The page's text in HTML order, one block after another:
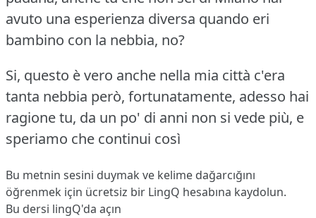
avuto una esperienza diversa quando eri
bambino con la nebbia, no?
Si, questo è vero anche nella mia città c'era
tanta nebbia però, fortunatamente, adesso hai
ragione tu, da un po' di anni non si vede più, e
speriamo che continui così
Bu metnin sesini duymak ve kelime dağarcığını
öğrenmek için ücretsiz bir LingQ hesabına kaydolun.
Bu dersi lingQ'da açın